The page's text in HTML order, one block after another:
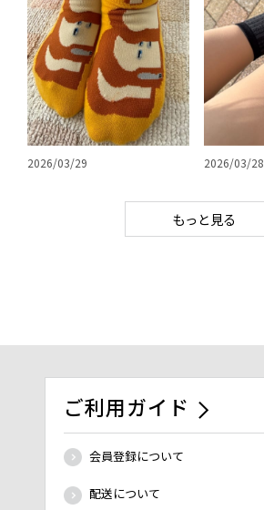
2026/03/29 2026/03/28
もっと見る
ご利用ガイド
会員登録について
配送について